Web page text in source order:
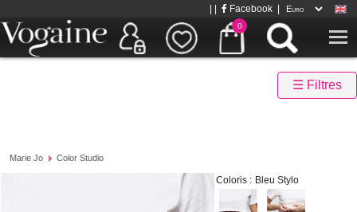
0
Facebook
☰ Filtres
Marie Jo Color Studio
Coloris : Bleu Stylo